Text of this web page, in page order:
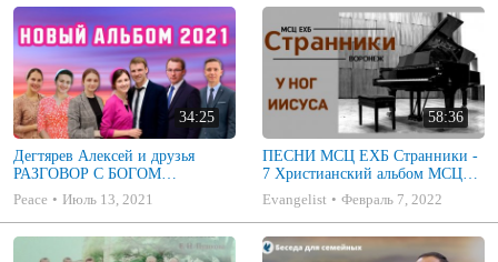
34:25
Дегтярев Алексей и друзья
РАЗГОВОР С БОГОМ
Христианские песни МСЦ ЕХБ
2021 (7я)
Peace Июль 13, 2021
58:36
ПЕСНИ МСЦ ЕХБ Странники -
7 Христианский альбом МСЦ
ЕХБ
Evangelist Февраль 7, 2022